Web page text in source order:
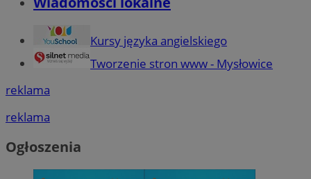
Kursy języka angielskiego
Tworzenie stron www - Mysłowice
reklama
reklama
Ogłoszenia